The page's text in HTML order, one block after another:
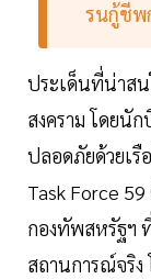
รนกู้ชีพ
ประเด็นที่น่าสน
สงคราม โดยนั
ปลอดภัยด้วยเรื
Task Force
กองทัพสหรัฐฯ
สถานการณ์จริ